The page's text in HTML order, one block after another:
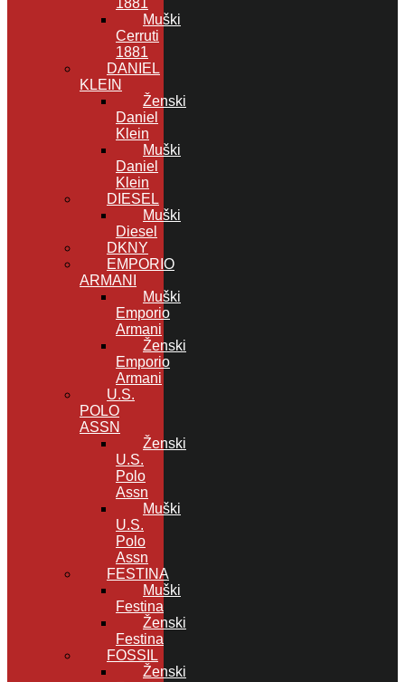
Muški
Cerruti
1881
DANIEL
KLEIN
Ženski
Daniel
Klein
Muški
Daniel
Klein
DIESEL
Muški
Diesel
DKNY
EMPORIO
ARMANI
Muški
Emporio
Armani
Ženski
Emporio
Armani
U.S.
POLO
ASSN
Ženski
U.S.
Polo
Assn
Muški
U.S.
Polo
Assn
FESTINA
Muški
Festina
Ženski
Festina
FOSSIL
Ženski